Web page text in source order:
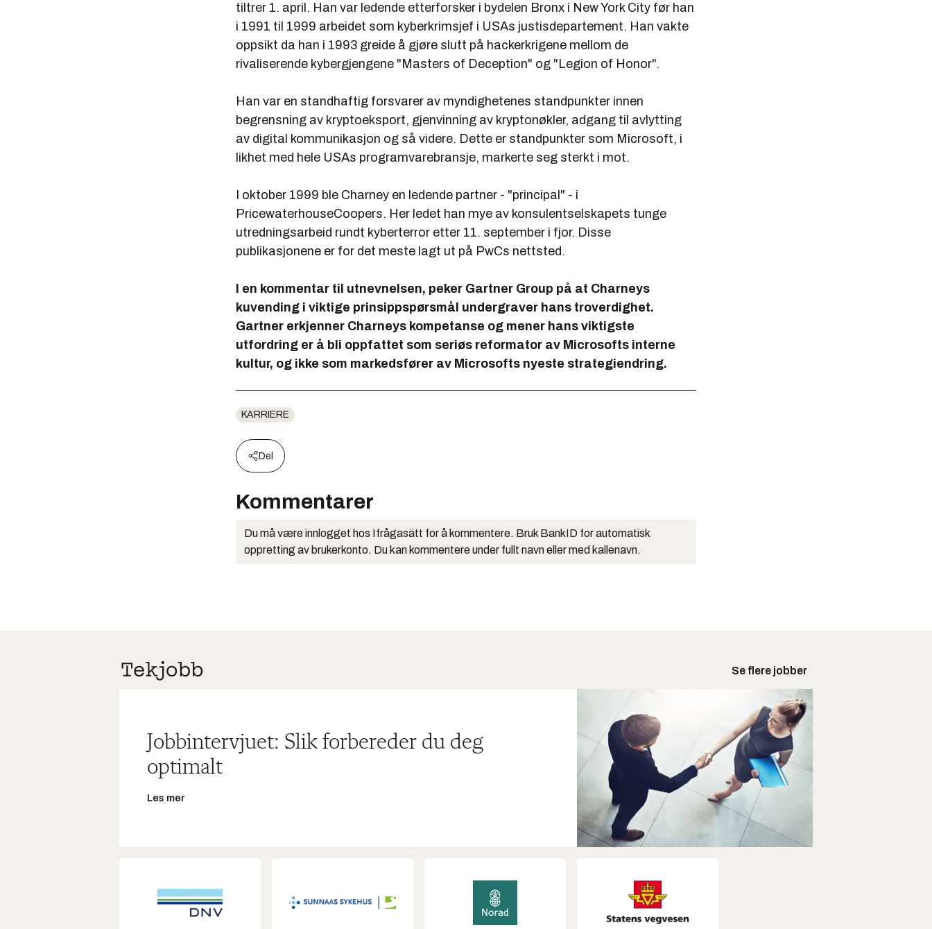
tiltrer 1. april. Han var ledende etterforsker i bydelen Bronx i New York City før han
i 1991 til 1999 arbeidet som kyberkrimsjef i USAs justisdepartement. Han vakte
oppsikt da han i 1993 greide å gjøre slutt på hackerkrigene mellom de
rivaliserende kybergjengene "Masters of Deception" og "Legion of Honor".
Han var en standhaftig forsvarer av myndighetenes standpunkter innen
begrensning av kryptoeksport, gjenvinning av kryptonøkler, adgang til avlytting
av digital kommunikasjon og så videre. Dette er standpunkter som Microsoft, i
likhet med hele USAs programvarebransje, markerte seg sterkt i mot.
I oktober 1999 ble Charney en ledende partner - "principal" - i
PricewaterhouseCoopers. Her ledet han mye av konsulentselskapets tunge
utredningsarbeid rundt kyberterror etter 11. september i fjor. Disse
publikasjonene er for det meste lagt ut på PwCs nettsted.
I en kommentar til utnevnelsen, peker Gartner Group på at Charneys
kuvending i viktige prinsippspørsmål undergraver hans troverdighet.
Gartner erkjenner Charneys kompetanse og mener hans viktigste
utfordring er å bli oppfattet som seriøs reformator av Microsofts interne
kultur, og ikke som markedsfører av Microsofts nyeste strategiendring.
KARRIERE
Del
Kommentarer
Du må være innlogget hos Ifrågasätt for å kommentere. Bruk BankID for automatisk
oppretting av brukerkonto. Du kan kommentere under fullt navn eller med kallenavn.
Se flere jobber
Jobbintervjuet: Slik forbereder du deg
optimalt
Les mer